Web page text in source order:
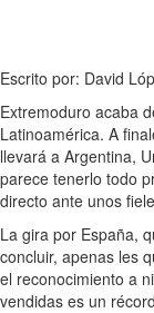
Escrito por: David
Extremoduro acaba
Latinoamérica. A
llevará a Argentina,
parece tenerlo todo
directo ante unos
La gira por España,
concluir, apenas les
el reconocimiento a
vendidas es un